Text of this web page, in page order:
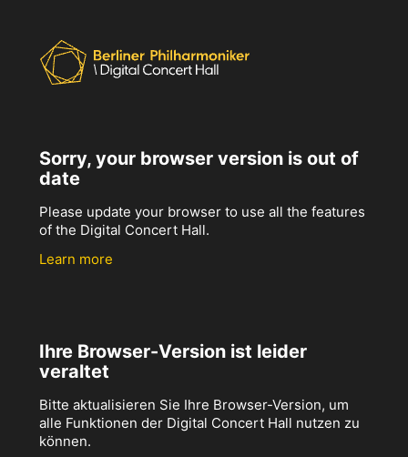
Sorry, your browser version is out of
date
Please update your browser to use all the features
of the Digital Concert Hall.
Learn more
Ihre Browser-Version ist leider
veraltet
Bitte aktualisieren Sie Ihre Browser-Version, um
alle Funktionen der Digital Concert Hall nutzen zu
können.